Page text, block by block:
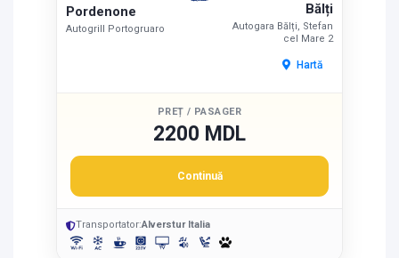
Pordenone
Autogrill Portogruaro
Bălți
Autogara Bălți, Stefan
cel Mare 2
Hartă
PREȚ / PASAGER
2200 MDL
Continuă
Transportator:Alverstur Italia